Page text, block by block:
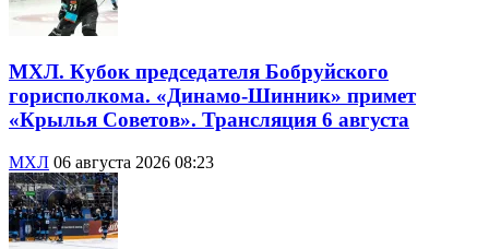
МХЛ. Кубок председателя Бобруйского
горисполкома. «Динамо-Шинник» примет
«Крылья Советов». Трансляция 6 августа
МХЛ 06 августа 2026 08:23